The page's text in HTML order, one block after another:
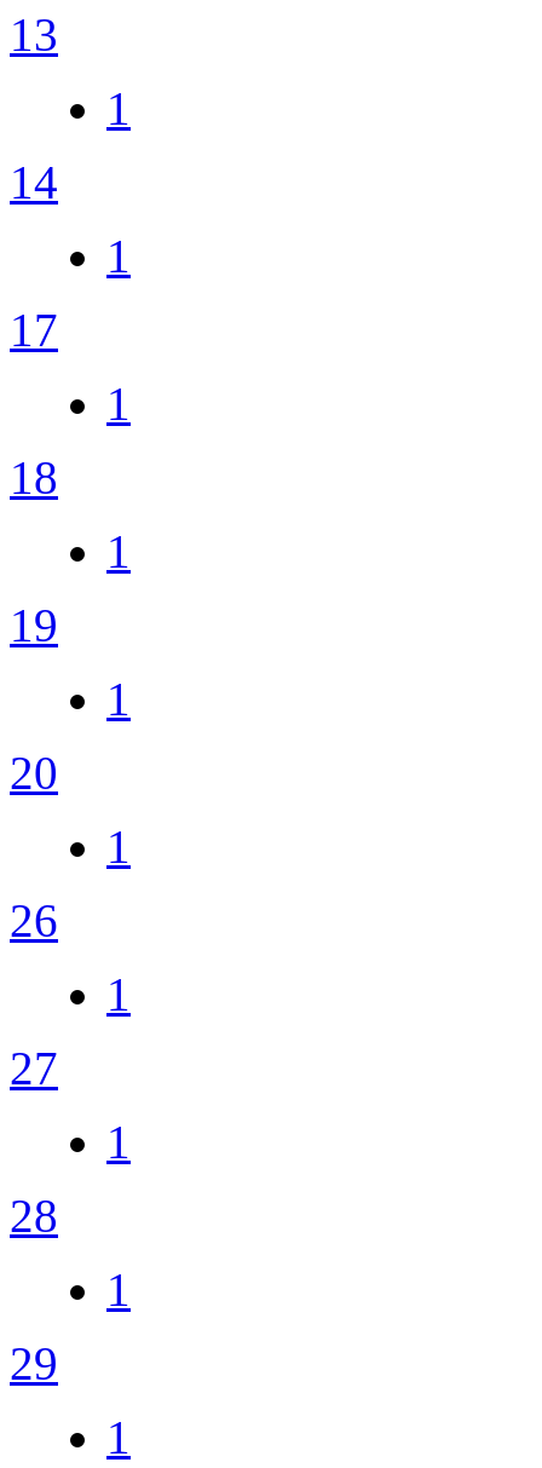
13
1
14
1
17
1
18
1
19
1
20
1
26
1
27
1
28
1
29
1